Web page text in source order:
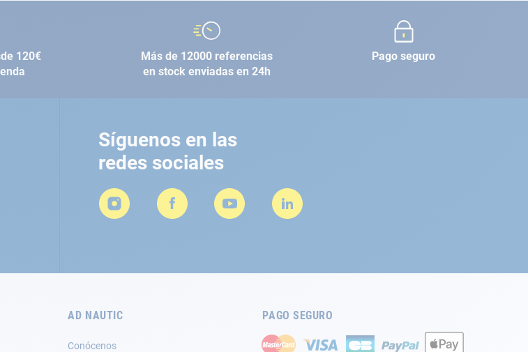
120€
Más de 12000 referencias
en stock enviadas en 24h
Pago seguro
Síguenos en las
redes sociales
AD NAUTIC
Conócenos
PAGO SEGURO